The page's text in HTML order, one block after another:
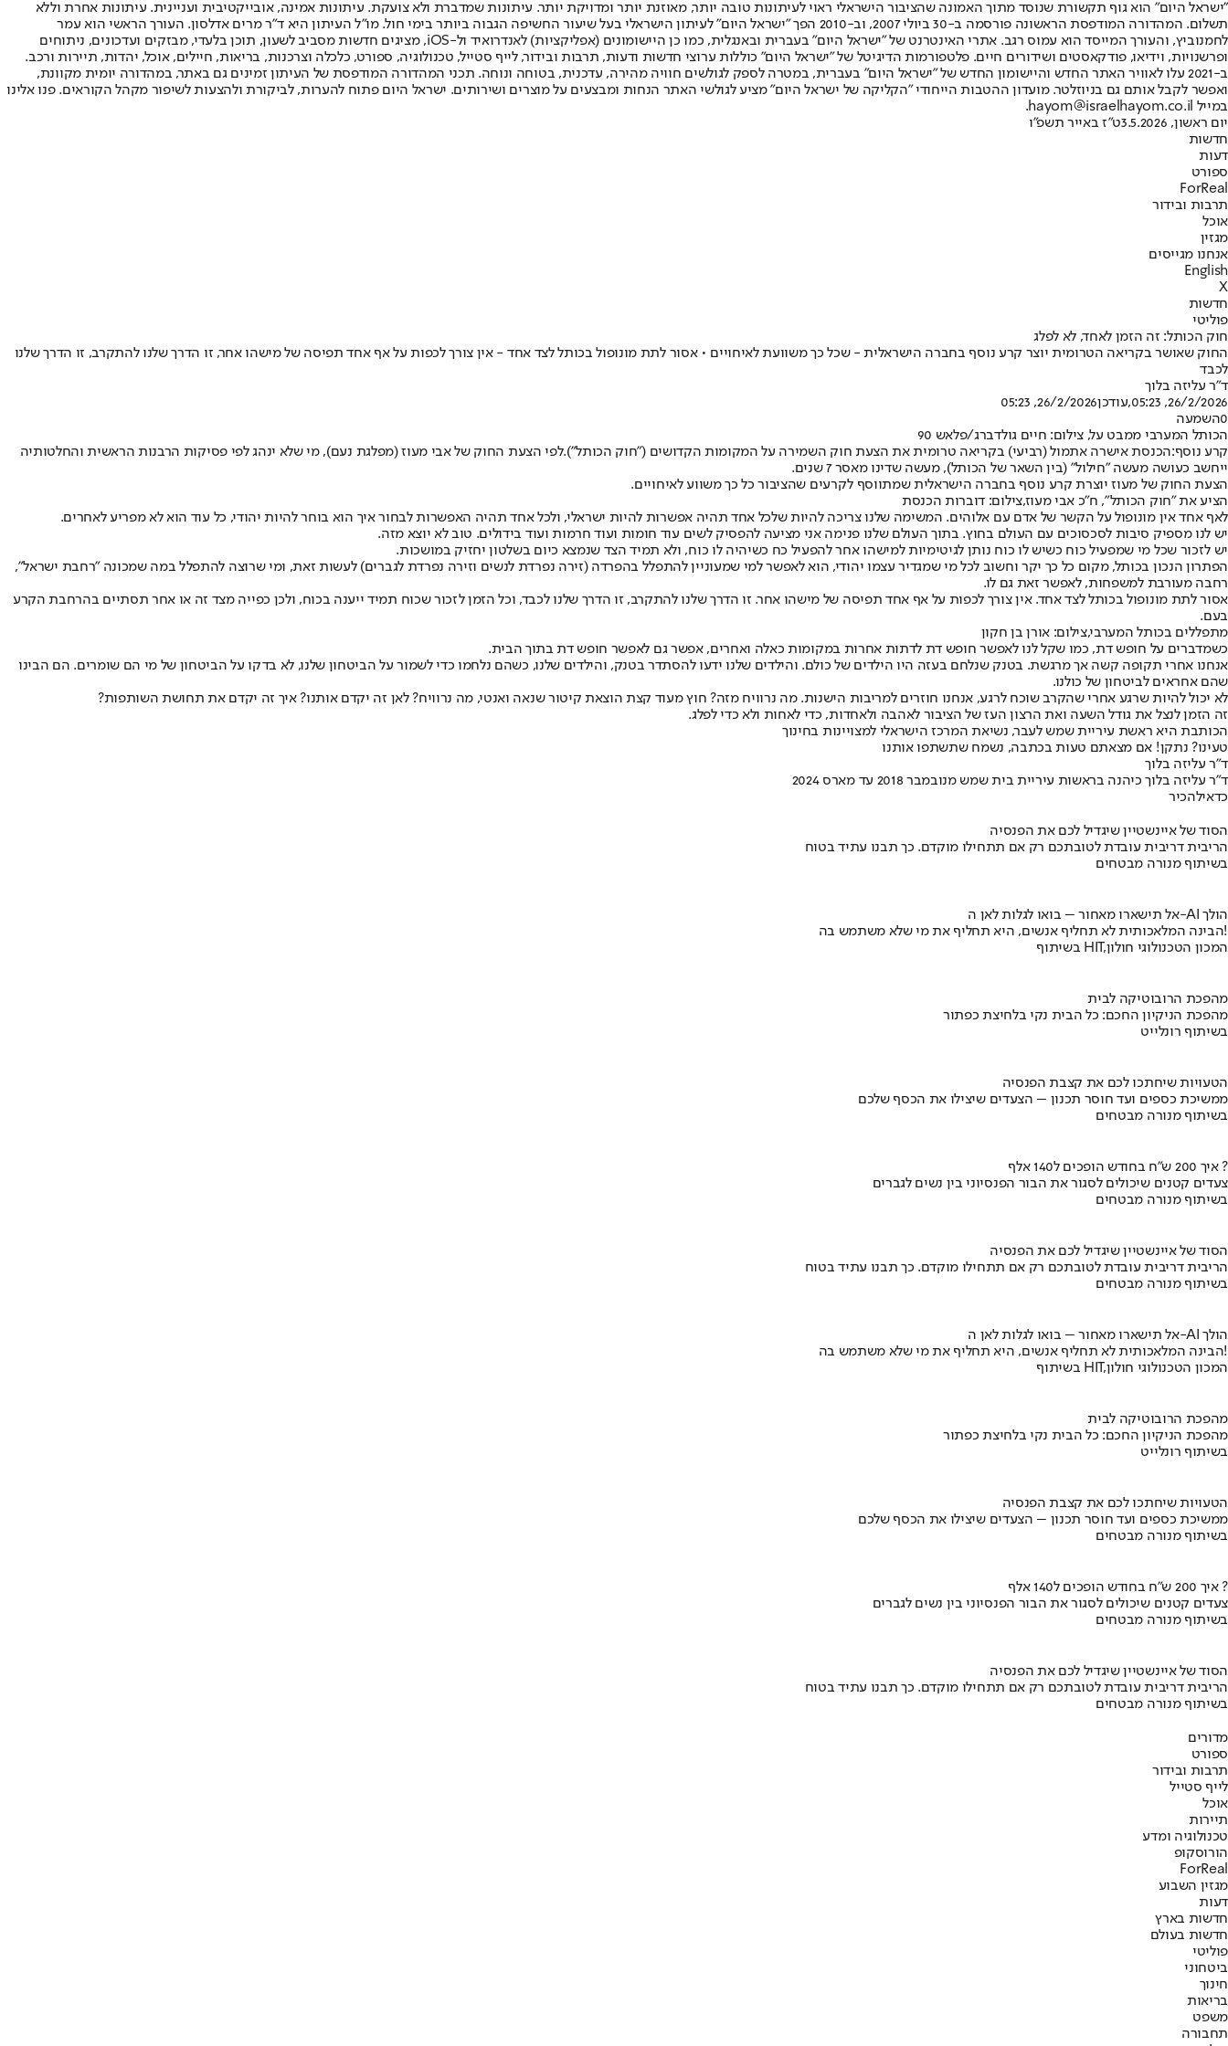
"ישראל היום" הוא גוף תקשורת שנוסד מתוך האמונה שהציבור הישראלי ראוי לעיתונות טובה יותר, מאוזנת יותר ומדויקת יותר. עיתונות שמדברת ולא צועקת. עיתונות אמינה, אובייקטיבית ועניינית. עיתונות אחרת וללא
תשלום. המהדורה המודפסת הראשונה פורסמה ב-30 ביולי 2007, וב-2010 הפך "ישראל היום" לעיתון הישראלי בעל שיעור החשיפה הגבוה ביותר בימי חול. מו"ל העיתון היא ד"ר מרים אדלסון. העורך הראשי הוא עמר
לחמנוביץ, והעורך המייסד הוא עמוס רגב. אתרי האינטרנט של "ישראל היום" בעברית ובאנגלית, כמו כן היישומונים (אפליקציות) לאנדרואיד ול-iOS, מציגים חדשות מסביב לשעון, תוכן בלעדי, מבזקים ועדכונים, ניתוחים
ופרשנויות, וידיאו, פודקאסטים ושידורים חיים. פלטפורמות הדיגיטל של "ישראל היום" כוללות ערוצי חדשות ודעות, תרבות ובידור, לייף סטייל, טכנולוגיה, ספורט, כלכלה וצרכנות, בריאות, חיילים, אוכל, יהדות, תיירות ורכב.
ב-2021 עלו לאוויר האתר החדש והיישומון החדש של "ישראל היום" בעברית, במטרה לספק לגולשים חוויה מהירה, עדכנית, בטוחה ונוחה. תכני המהדורה המודפסת של העיתון זמינים גם באתר, במהדורה יומית מקוונת,
ואפשר לקבל אותם גם בניוזלטר. מועדון ההטבות הייחודי "הקליקה של ישראל היום" מציע לגולשי האתר הנחות ומבצעים על מוצרים ושירותים. ישראל היום פתוח להערות, לביקורת ולהצעות לשיפור מקהל הקוראים. פנו אלינו
במייל hayom@israelhayom.co.il.
יום ראשון, 3.5.2026
ט"ז באייר תשפ"ו
חדשות
דעות
ספורט
ForReal
תרבות ובידור
אוכל
מגזין
אנחנו מגייסים
English
X
חדשות
פוליטי
חוק הכותל: זה הזמן לאחד, לא לפלג
החוק שאושר בקריאה הטרומית יוצר קרע נוסף בחברה הישראלית - שכל כך משוועת לאיחויים • אסור לתת מונופול בכותל לצד אחד - אין צורך לכפות על אף אחד תפיסה של מישהו אחר, זו הדרך שלנו להתקרב, זו הדרך שלנו
לכבד
ד"ר עליזה בלוך
26/2/2026, 05:23
,עודכן26/2/2026, 05:23
0השמעה
הכותל המערבי ממבט על, צילום: חיים גולדברג/פלאש 90
קרע נוסף:הכנסת אישרה אתמול (רביעי) בקריאה טרומית את הצעת חוק השמירה על המקומות הקדושים ("חוק הכותל").לפי הצעת החוק של אבי מעוז (מפלגת נעם), מי שלא ינהג לפי פסיקות הרבנות הראשית והחלטותיה
ייחשב כעושה מעשה "חילול" (בין השאר של הכותל), מעשה שדינו מאסר 7 שנים.
הצעת החוק של מעוז יוצרת קרע נוסף בחברה הישראלית שמתווסף לקרעים שהציבור כל כך משווע לאיחויים.
הציע את "חוק הכותל", ח"כ אבי מעוז,צילום: דוברות הכנסת
לאף אחד אין מונופול על הקשר של אדם עם אלוהים. המשימה שלנו צריכה להיות שלכל אחד תהיה אפשרות להיות ישראלי, ולכל אחד תהיה האפשרות לבחור איך הוא בוחר להיות יהודי, כל עוד הוא לא מפריע לאחרים.
יש לנו מספיק סיבות לסכסוכים עם העולם בחוץ. בתוך העולם שלנו פנימה אני מציעה להפסיק לשים עוד חומות ועוד חרמות ועוד בידולים. טוב לא יוצא מזה.
יש לזכור שכל מי שמפעיל כוח כשיש לו כוח נותן לגיטימיות למישהו אחר להפעיל כח כשיהיה לו כוח, ולא תמיד הצד שנמצא כיום בשלטון יחזיק במושכות.
הפתרון הנכון בכותל, מקום כל כך יקר וחשוב לכל מי שמגדיר עצמו יהודי, הוא לאפשר למי שמעוניין להתפלל בהפרדה (זירה נפרדת לנשים וזירה נפרדת לגברים) לעשות זאת, ומי שרוצה להתפלל במה שמכונה "רחבת ישראל",
רחבה מעורבת למשפחות, לאפשר זאת גם לו.
אסור לתת מונופול בכותל לצד אחד. אין צורך לכפות על אף אחד תפיסה של מישהו אחר. זו הדרך שלנו להתקרב, זו הדרך שלנו לכבד, וכל הזמן לזכור שכוח תמיד ייענה בכוח, ולכן כפייה מצד זה או אחר תסתיים בהרחבת הקרע
בעם.
מתפללים בכותל המערבי,צילום: אורן בן חקון
כשמדברים על חופש דת, כמו שקל לנו לאפשר חופש דת לדתות אחרות במקומות כאלה ואחרים, אפשר גם לאפשר חופש דת בתוך הבית.
אנחנו אחרי תקופה קשה אך מרגשת. בטנק שנלחם בעזה היו הילדים של כולם. והילדים שלנו ידעו להסתדר בטנק, והילדים שלנו, כשהם נלחמו כדי לשמור על הביטחון שלנו, לא בדקו על הביטחון של מי הם שומרים. הם הבינו
שהם אחראים לביטחון של כולנו.
לא יכול להיות שרגע אחרי שהקרב שוכח לרגע, אנחנו חוזרים למריבות הישנות. מה נרוויח מזה? חוץ מעוד קצת הוצאת קיטור שנאה ואנטי, מה נרוויח? לאן זה יקדם אותנו? איך זה יקדם את תחושת השותפות?
זה הזמן לנצל את גודל השעה ואת הרצון העז של הציבור לאהבה ולאחדות, כדי לאחות ולא כדי לפלג.
הכותבת היא ראשת עיריית שמש לעבר, נשיאת המרכז הישראלי למצויינות בחינוך
טעינו? נתקן! אם מצאתם טעות בכתבה, נשמח שתשתפו אותנו
ד"ר עליזה בלוך
ד"ר עליזה בלוך כיהנה בראשות עיריית בית שמש מנובמבר 2018 עד מארס 2024
כדאילהכיר
הסוד של איינשטיין שיגדיל לכם את הפנסיה
הריבית דריבית עובדת לטובתכם רק אם תתחילו מוקדם. כך תבנו עתיד בטוח
בשיתוף מנורה מבטחים
אל תישארו מאחור – בואו לגלות לאן ה-AI הולך
הבינה המלאכותית לא תחליף אנשים, היא תחליף את מי שלא משתמש בה!
בשיתוף HIT,המכון הטכנולוגי חולון
מהפכת הרובוטיקה לבית
מהפכת הניקיון החכם: כל הבית נקי בלחיצת כפתור
בשיתוף רונלייט
הטעויות שיחתכו לכם את קצבת הפנסיה
ממשיכת כספים ועד חוסר תכנון – הצעדים שיצילו את הכסף שלכם
בשיתוף מנורה מבטחים
איך 200 ש"ח בחודש הופכים ל140 אלף ?
צעדים קטנים שיכולים לסגור את הבור הפנסיוני בין נשים לגברים
בשיתוף מנורה מבטחים
הסוד של איינשטיין שיגדיל לכם את הפנסיה
הריבית דריבית עובדת לטובתכם רק אם תתחילו מוקדם. כך תבנו עתיד בטוח
בשיתוף מנורה מבטחים
אל תישארו מאחור – בואו לגלות לאן ה-AI הולך
הבינה המלאכותית לא תחליף אנשים, היא תחליף את מי שלא משתמש בה!
בשיתוף HIT,המכון הטכנולוגי חולון
מהפכת הרובוטיקה לבית
מהפכת הניקיון החכם: כל הבית נקי בלחיצת כפתור
בשיתוף רונלייט
הטעויות שיחתכו לכם את קצבת הפנסיה
ממשיכת כספים ועד חוסר תכנון – הצעדים שיצילו את הכסף שלכם
בשיתוף מנורה מבטחים
איך 200 ש"ח בחודש הופכים ל140 אלף ?
צעדים קטנים שיכולים לסגור את הבור הפנסיוני בין נשים לגברים
בשיתוף מנורה מבטחים
הסוד של איינשטיין שיגדיל לכם את הפנסיה
הריבית דריבית עובדת לטובתכם רק אם תתחילו מוקדם. כך תבנו עתיד בטוח
בשיתוף מנורה מבטחים
מדורים
ספורט
תרבות ובידור
לייף סטייל
אוכל
תיירות
טכנולוגיה ומדע
הורוסקופ
ForReal
מגזין השבוע
דעות
חדשות בארץ
חדשות בעולם
פוליטי
ביטחוני
חינוך
בריאות
משפט
תחבורה